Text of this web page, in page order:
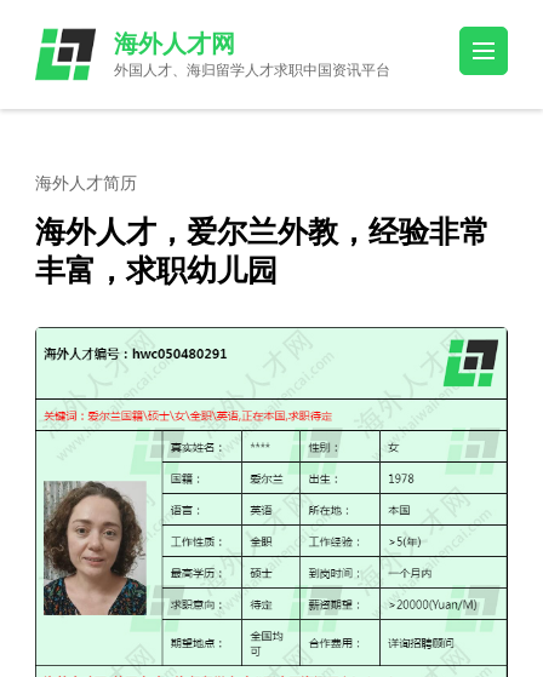
content
(Press
海外人才网
外国人才、海归留学人才求职中国资讯平台
海外人才简历
海外人才，爱尔兰外教，经验非常
丰富，求职幼儿园